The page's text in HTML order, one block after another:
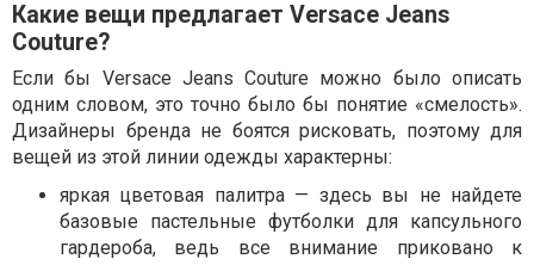
Какие вещи предлагает Versace Jeans
Couture?
Если бы Versace Jeans Couture можно было описать
одним словом, это точно было бы понятие «смелость».
Дизайнеры бренда не боятся рисковать, поэтому для
вещей из этой линии одежды характерны:
яркая цветовая палитра — здесь вы не найдете
базовые пастельные футболки для капсульного
гардероба, ведь все внимание приковано к